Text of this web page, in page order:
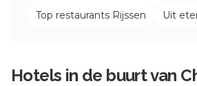
Top restaurants Rijssen Uit
Hotels in de buurt van